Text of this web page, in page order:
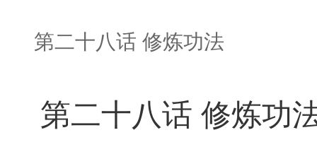
第二十八话 修炼功法
第二十八话 修炼功